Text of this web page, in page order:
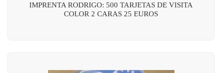
IMPRENTA RODRIGO: 500 TARJETAS DE VISITA
COLOR 2 CARAS 25 EUROS